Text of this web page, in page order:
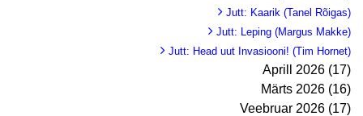
Jutt: Kaarik (Tanel Rõigas)
Jutt: Leping (Margus Makke)
Jutt: Head uut Invasiooni! (Tim Hornet)
Aprill 2026 (17)
Märts 2026 (16)
Veebruar 2026 (17)